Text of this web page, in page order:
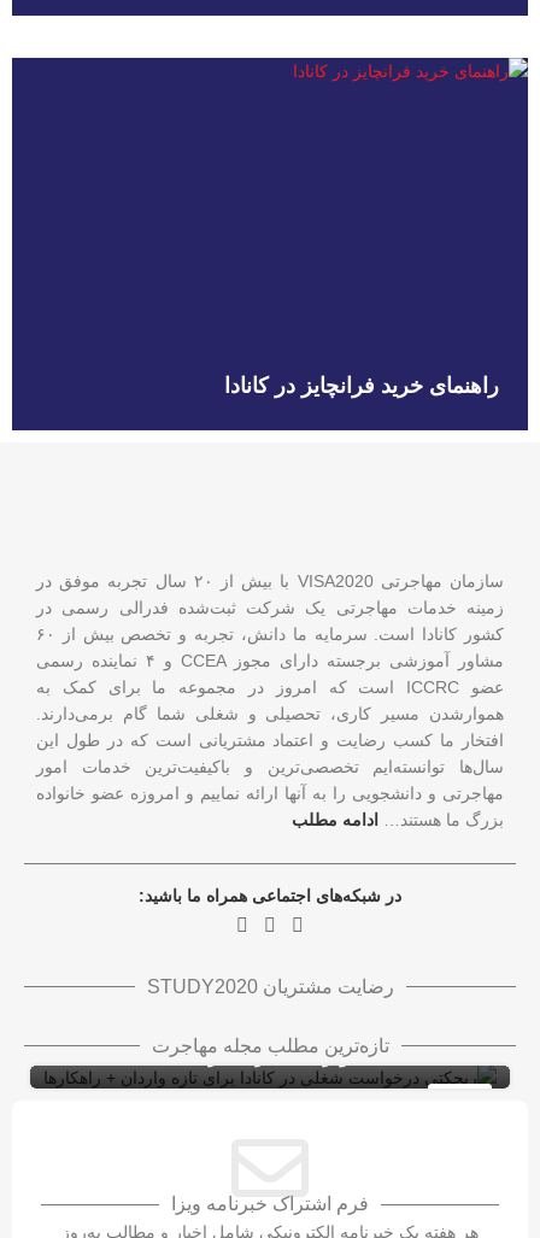
راهنمای خرید فرانچایز در کانادا
سازمان مهاجرتی VISA2020 با بیش از ۲۰ سال تجربه موفق در
زمینه خدمات مهاجرتی یک شرکت ثبت‌شده فدرالی رسمی در
کشور کانادا است. سرمایه ما دانش، تجربه و تخصص بیش از ۶۰
مشاور آموزشی برجسته دارای مجوز CCEA و ۴ نماینده رسمی
عضو ICCRC است که امروز در مجموعه ما برای کمک به
هموارشدن مسیر کاری، تحصیلی و شغلی شما گام برمی‌دارند.
افتخار ما کسب رضایت و اعتماد مشتریانی است که در طول این
سال‌ها توانسته‌ایم تخصصی‌ترین و باکیفیت‌ترین خدمات امور
مهاجرتی و دانشجویی را به آنها ارائه نماییم و امروزه عضو خانواده
بزرگ ما هستند… ادامه مطلب
در شبکه‌های اجتماعی همراه ما باشید:
رضایت مشتریان STUDY2020
ویزای کار
ویزای کاری کانادا با LMIA
تازه‌ترین مطلب مجله مهاجرت
واردان + راهکارها
فرم اشتراک خبرنامه ویزا
هر هفته یک خبرنامه الکترونیکی شامل اخبار و مطالب به‌روز